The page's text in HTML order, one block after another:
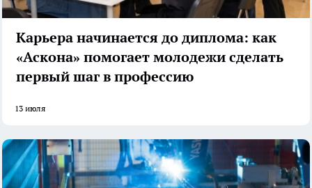
Карьера начинается до диплома: как
«Аскона» помогает молодежи сделать
первый шаг в профессию
13 июля